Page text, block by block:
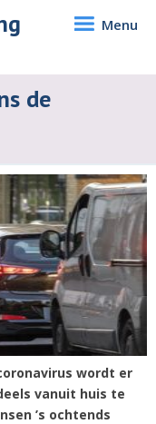
Menu
de
wordt er
vanuit huis te
’s ochtends